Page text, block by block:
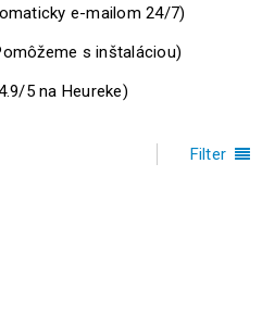
e-mailom 24/7)
s inštaláciou)
5 na Heureke)
Filter